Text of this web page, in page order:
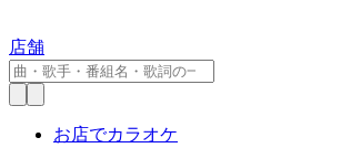
店舗
お店でカラオケ